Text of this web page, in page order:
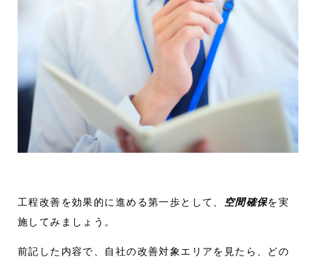
工程改善を効果的に進める第一歩として、 空間確保を実
施してみましょう。
前記した内容で、自社の改善対象エリアを見たら、どの